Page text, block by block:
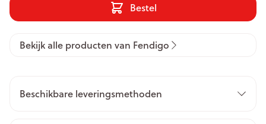
Bestel
Bekijk alle producten van Fendigo
Beschikbare leveringsmethoden